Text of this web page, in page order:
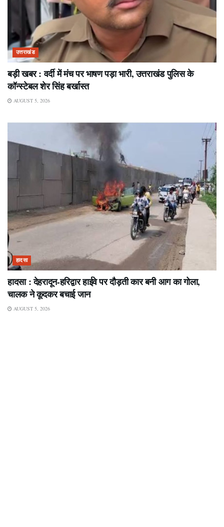
उत्तराखंड
बड़ी खबर : वर्दी में मंच पर भाषण पड़ा भारी, उत्तराखंड पुलिस के
कॉन्स्टेबल शेर सिंह बर्खास्त
AUGUST 5, 2026
हादसा
हादसा : देहरादून-हरिद्वार हाईवे पर दौड़ती कार बनी आग का गोला,
चालक ने कूदकर बचाई जान
AUGUST 5, 2026